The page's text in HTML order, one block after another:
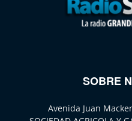
SOBRE
Avenida Juan